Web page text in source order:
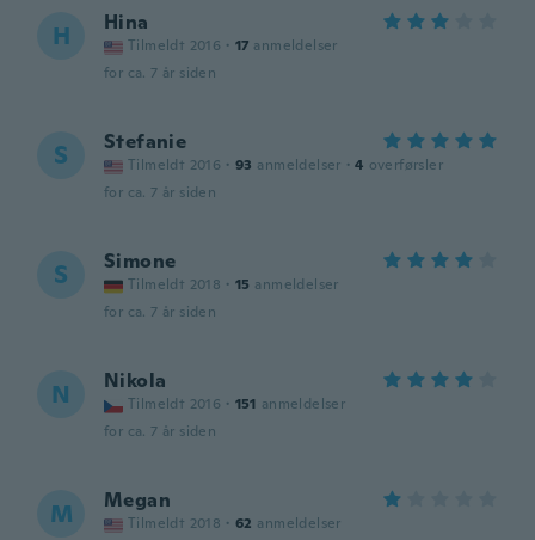
H Hina
Tilmeldt 2016 · 17 anmeldelser
for ca. 7 år siden
S Stefanie
Tilmeldt 2016 · 93 anmeldelser · 4 overførsler
for ca. 7 år siden
S Simone
Tilmeldt 2018 · 15 anmeldelser
for ca. 7 år siden
N Nikola
Tilmeldt 2016 · 151 anmeldelser
for ca. 7 år siden
M Megan
Tilmeldt 2018 · 62 anmeldelser